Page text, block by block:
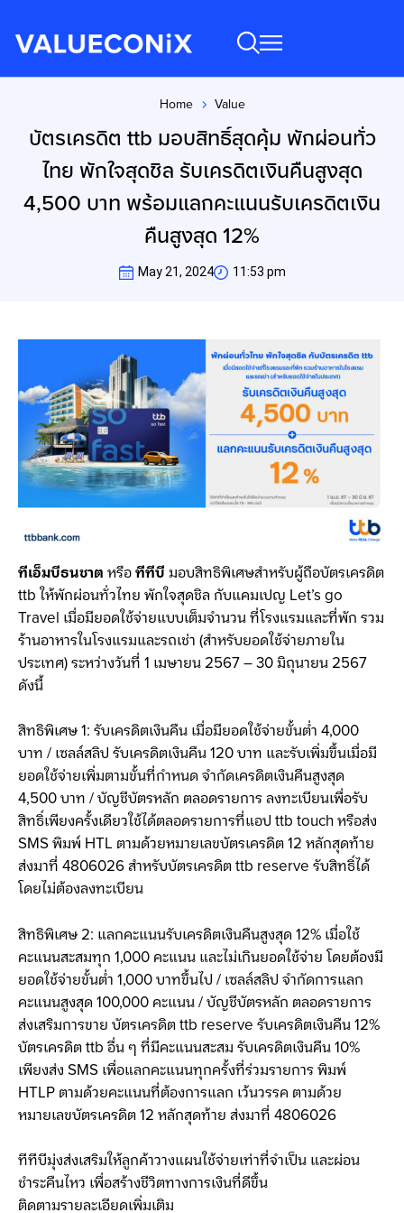
Home Value
บัตรเครดิต ttb มอบสิทธิ์สุดคุ้ม พักผ่อนทั่ว
ไทย พักใจสุดชิล รับเครดิตเงินคืนสูงสุด
4,500 บาท พร้อมแลกคะแนนรับเครดิตเงิน
คืนสูงสุด 12%
May 21, 2024 11:53 pm
ทีเอ็มบีธนชาตหรือทีทีบีมอบสิทธิพิเศษสำหรับผู้ถือบัตรเครดิต
ttb ให้พักผ่อนทั่วไทย พักใจสุดชิล กับแคมเปญ Let’s go
Travel เมื่อมียอดใช้จ่ายแบบเต็มจำนวน ที่โรงแรมและที่พัก รวม
ร้านอาหารในโรงแรมและรถเช่า (สำหรับยอดใช้จ่ายภายใน
ประเทศ) ระหว่างวันที่ 1 เมษายน 2567 – 30 มิถุนายน 2567
ดังนี้
สิทธิพิเศษ 1: รับเครดิตเงินคืน เมื่อมียอดใช้จ่ายขั้นต่ำ 4,000
บาท / เซลล์สลิป รับเครดิตเงินคืน 120 บาท และรับเพิ่มขึ้นเมื่อมี
ยอดใช้จ่ายเพิ่มตามขั้นที่กำหนด จำกัดเครดิตเงินคืนสูงสุด
4,500 บาท / บัญชีบัตรหลัก ตลอดรายการ ลงทะเบียนเพื่อรับ
สิทธิ์เพียงครั้งเดียวใช้ได้ตลอดรายการที่แอป ttb touch หรือส่ง
SMS พิมพ์ HTL ตามด้วยหมายเลขบัตรเครดิต 12 หลักสุดท้าย
ส่งมาที่ 4806026 สำหรับบัตรเครดิต ttb reserve รับสิทธิ์ได้
โดยไม่ต้องลงทะเบียน
สิทธิพิเศษ 2: แลกคะแนนรับเครดิตเงินคืนสูงสุด 12% เมื่อใช้
คะแนนสะสมทุก 1,000 คะแนน และไม่เกินยอดใช้จ่าย โดยต้องมี
ยอดใช้จ่ายขั้นต่ำ 1,000 บาทขึ้นไป / เซลล์สลิป จำกัดการแลก
คะแนนสูงสุด 100,000 คะแนน / บัญชีบัตรหลัก ตลอดรายการ
ส่งเสริมการขาย บัตรเครดิต ttb reserve รับเครดิตเงินคืน 12%
บัตรเครดิต ttb อื่น ๆ ที่มีคะแนนสะสม รับเครดิตเงินคืน 10%
เพียงส่ง SMS เพื่อแลกคะแนนทุกครั้งที่ร่วมรายการ พิมพ์
HTLP ตามด้วยคะแนนที่ต้องการแลก เว้นวรรค ตามด้วย
หมายเลขบัตรเครดิต 12 หลักสุดท้าย ส่งมาที่ 4806026
ทีทีบีมุ่งส่งเสริมให้ลูกค้าวางแผนใช้จ่ายเท่าที่จำเป็น และผ่อน
ชำระคืนไหว เพื่อสร้างชีวิตทางการเงินที่ดีขึ้น
ติดตามรายละเอียดเพิ่มเติม